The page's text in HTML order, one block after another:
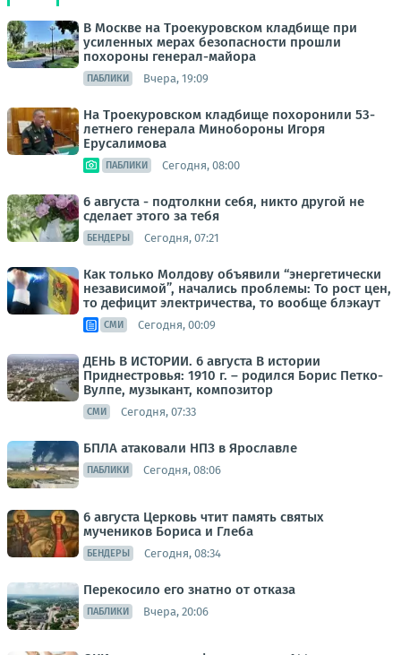
В Москве на Троекуровском кладбище при
усиленных мерах безопасности прошли
похороны генерал-майора
ПАБЛИКИ Вчера, 19:09
На Троекуровском кладбище похоронили 53-
летнего генерала Минобороны Игоря
Ерусалимова
ПАБЛИКИ Сегодня, 08:00
6 августа - подтолкни себя, никто другой не
сделает этого за тебя
БЕНДЕРЫ Сегодня, 07:21
Как только Молдову объявили “энергетически
независимой”, начались проблемы: То рост цен,
то дефицит электричества, то вообще блэкаут
СМИ Сегодня, 00:09
ДЕНЬ В ИСТОРИИ. 6 августа В истории
Приднестровья: 1910 г. – родился Борис Петко-
Вулпе, музыкант, композитор
СМИ Сегодня, 07:33
БПЛА атаковали НПЗ в Ярославле
ПАБЛИКИ Сегодня, 08:06
6 августа Церковь чтит память святых
мучеников Бориса и Глеба
БЕНДЕРЫ Сегодня, 08:34
Перекосило его знатно от отказа
ПАБЛИКИ Вчера, 20:06